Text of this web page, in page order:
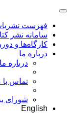
فهرست
سامانه نشر
کارگاه‌ها و
درباره ما
درباره ما
تماس با
شورای
English